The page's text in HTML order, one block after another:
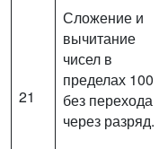
21
Сложение и
вычитание
чисел в
пределах 100
без перехода
через разряд.